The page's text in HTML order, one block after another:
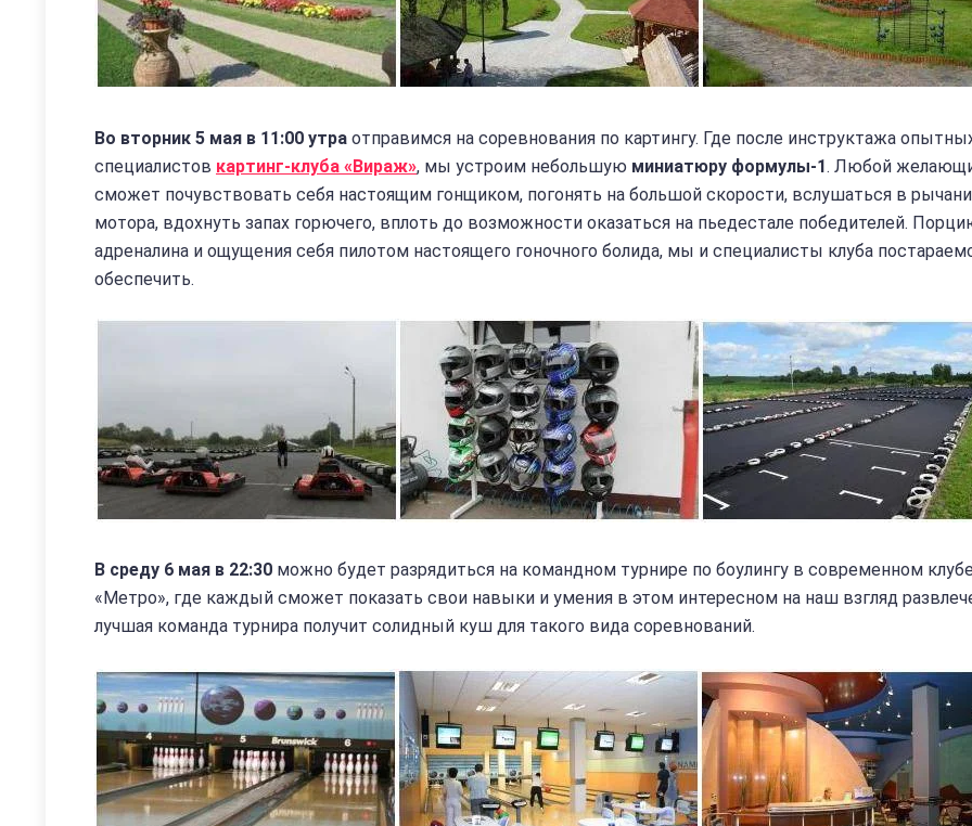
Во вторник 5 мая в 11:00 утра отправимся на соревнования по картингу. Где после инструктажа
специалистов картинг-клуба «Вираж», мы устроим небольшую миниатюру формулы-1. Любой
сможет почувствовать себя настоящим гонщиком, погонять на большой скорости, вслушаться в
мотора, вдохнуть запах горючего, вплоть до возможности оказаться на пьедестале победителей.
адреналина и ощущения себя пилотом настоящего гоночного болида, мы и специалисты клуба
обеспечить.
В среду 6 мая в 22:30 можно будет разрядиться на командном турнире по боулингу в современном
«Метро», где каждый сможет показать свои навыки и умения в этом интересном на наш взгляд
лучшая команда турнира получит солидный куш для такого вида соревнований.